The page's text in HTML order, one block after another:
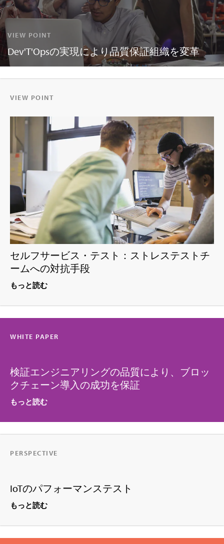
VIEW POINT
Dev'T'Opsの実現により品質保証組織を変革
VIEW POINT
セルフサービス・テスト：ストレステストチ
ームへの対抗手段
もっと読む
WHITE PAPER
検証エンジニアリングの品質により、ブロッ
クチェーン導入の成功を保証
もっと読む
PERSPECTIVE
IoTのパフォーマンステスト
もっと読む